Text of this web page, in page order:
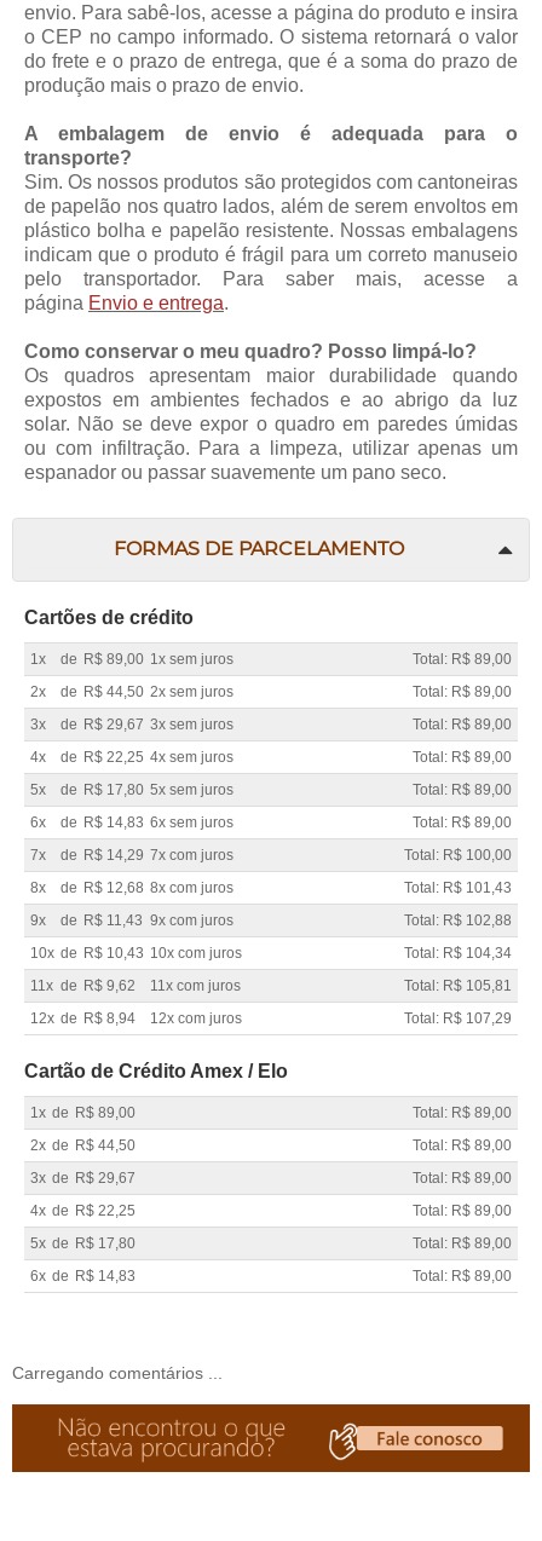
envio. Para sabê-los, acesse a página do produto e insira
o CEP no campo informado. O sistema retornará o valor
do frete e o prazo de entrega, que é a soma do prazo de
produção mais o prazo de envio.
A embalagem de envio é adequada para o
transporte?
Sim. Os nossos produtos são protegidos com cantoneiras
de papelão nos quatro lados, além de serem envoltos em
plástico bolha e papelão resistente. Nossas embalagens
indicam que o produto é frágil para um correto manuseio
pelo transportador. Para saber mais, acesse a
página Envio e entrega.
Como conservar o meu quadro? Posso limpá-lo?
Os quadros apresentam maior durabilidade quando
expostos em ambientes fechados e ao abrigo da luz
solar. Não se deve expor o quadro em paredes úmidas
ou com infiltração. Para a limpeza, utilizar apenas um
espanador ou passar suavemente um pano seco.
FORMAS DE PARCELAMENTO
Cartões de crédito
1x de R$ 89,00 1x sem juros
Total: R$ 89,00
2x
de R$ 44,50 2x sem juros
Total: R$ 89,00
3x
de R$ 29,67 3x sem juros
Total: R$ 89,00
4x
de R$ 22,25 4x sem juros
Total: R$ 89,00
5x
de R$ 17,80 5x sem juros
Total: R$ 89,00
6x
de R$ 14,83 6x sem juros
Total: R$ 89,00
7x
de R$ 14,29 7x com juros
Total: R$ 100,00
8x
de R$ 12,68 8x com juros
Total: R$ 101,43
9x
de R$ 11,43 9x com juros
Total: R$ 102,88
10x de R$ 10,43 10x com juros
Total: R$ 104,34
11x de R$ 9,62 11x com juros
Total: R$ 105,81
12x de R$ 8,94 12x com juros Total: R$ 107,29
Cartão de Crédito Amex / Elo
1x de R$ 89,00
Total: R$ 89,00
2x de R$ 44,50
Total: R$ 89,00
3x de R$ 29,67
Total: R$ 89,00
4x de R$ 22,25
Total: R$ 89,00
5x de R$ 17,80
Total: R$ 89,00
6x de R$ 14,83 Total: R$ 89,00
Carregando comentários ...